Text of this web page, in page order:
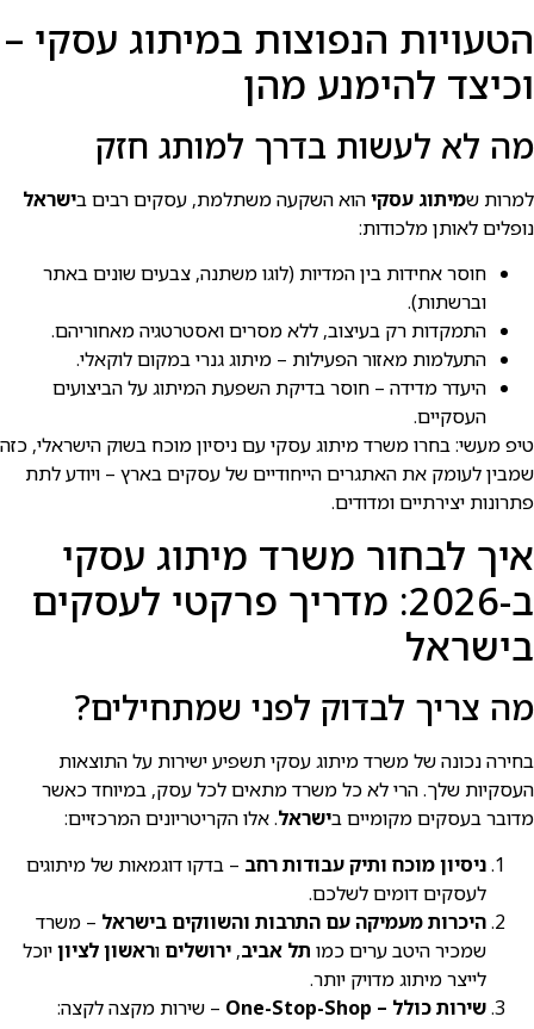
הטעויות הנפוצות במיתוג עסקי –
וכיצד להימנע מהן
מה לא לעשות בדרך למותג חזק
למרות שמיתוג עסקיהוא השקעה משתלמת, עסקים רבים בישראל
נופלים לאותן מלכודות:
חוסר אחידות בין המדיות (לוגו משתנה, צבעים שונים באתר
וברשתות).
התמקדות רק בעיצוב, ללא מסרים ואסטרטגיה מאחוריהם.
התעלמות מאזור הפעילות – מיתוג גנרי במקום לוקאלי.
היעדר מדידה – חוסר בדיקת השפעת המיתוג על הביצועים
העסקיים.
טיפ מעשי: בחרו משרד מיתוג עסקי עם ניסיון מוכח בשוק הישראלי, כזה
שמבין לעומק את האתגרים הייחודיים של עסקים בארץ – ויודע לתת
פתרונות יצירתיים ומדודים.
איך לבחור משרד מיתוג עסקי
ב-2026: מדריך פרקטי לעסקים
בישראל
מה צריך לבדוק לפני שמתחילים?
בחירה נכונה של משרד מיתוג עסקי תשפיע ישירות על התוצאות
העסקיות שלך. הרי לא כל משרד מתאים לכל עסק, במיוחד כאשר
מדובר בעסקים מקומיים בישראל. אלו הקריטריונים המרכזיים:
ניסיון מוכח ותיק עבודות רחב – בדקו דוגמאות של מיתוגים
לעסקים דומים לשלכם.
היכרות מעמיקה עם התרבות והשווקים בישראל – משרד
שמכיר היטב ערים כמו תל אביב, ירושלים וראשון לציוןיוכל
לייצר מיתוג מדויק יותר.
שירות כולל – One-Stop-Shop
– שירות מקצה לקצה: